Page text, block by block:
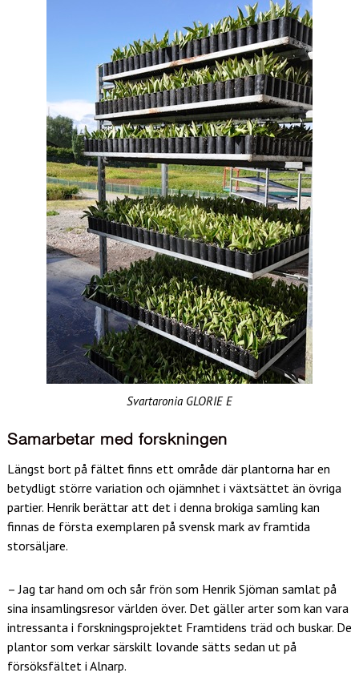
Svartaronia GLORIE E
Samarbetar med forskningen
Längst bort på fältet finns ett område där plantorna har en
betydligt större variation och ojämnhet i växtsättet än övriga
partier. Henrik berättar att det i denna brokiga samling kan
finnas de första exemplaren på svensk mark av framtida
storsäljare.
– Jag tar hand om och sår frön som Henrik Sjöman samlat på
sina insamlingsresor världen över. Det gäller arter som kan vara
intressanta i forskningsprojektet Framtidens träd och buskar. De
plantor som verkar särskilt lovande sätts sedan ut på
försöksfältet i Alnarp.